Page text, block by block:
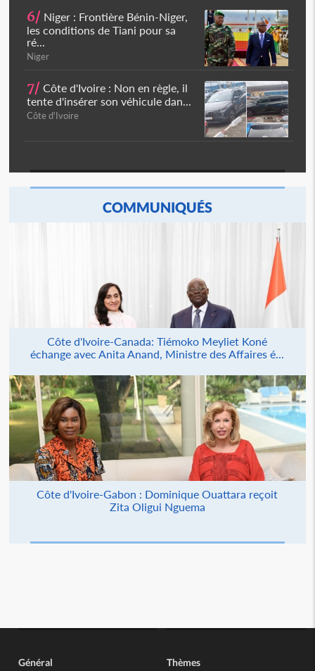
6/ Niger : Frontière Bénin-Niger,
les conditions de Tiani pour sa
ré...
Niger
7/ Côte d'Ivoire : Non en règle, il
tente d'insérer son véhicule dan...
Côte d'Ivoire
COMMUNIQUÉS
Côte d'Ivoire-Canada: Tiémoko Meyliet Koné
échange avec Anita Anand, Ministre des Affaires é...
Côte d'Ivoire-Gabon : Dominique Ouattara reçoit
Zita Oligui Nguema
Général Thèmes